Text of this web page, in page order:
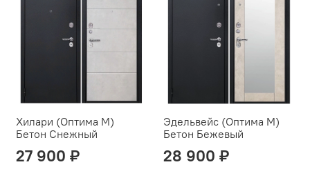
Хилари (Оптима М)
Бетон Снежный
27 900 ₽
Эдельвейс (Оптима М)
Бетон Бежевый
28 900 ₽